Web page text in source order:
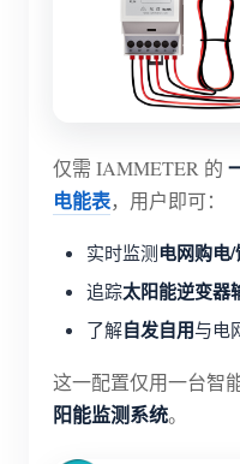
光伏热水器控
家庭自动化
工厂能源监控
产品快速开始
文档
常见问题
新闻
博客
社区
贡献者计划
IAMMETER
应用商店
站点探索
解决方案
关于我们
仅需 IAMMETER 的
电能表，用户即可：
实时监测电网购电
追踪太阳能逆变器
了解自发自用与电
这一配置仅用一台智
阳能监测系统。